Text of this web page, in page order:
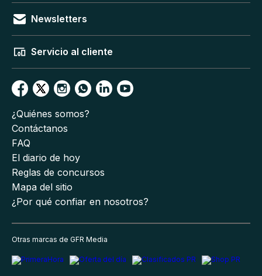
Newsletters
Servicio al cliente
¿Quiénes somos?
Contáctanos
FAQ
El diario de hoy
Reglas de concursos
Mapa del sitio
¿Por qué confiar en nosotros?
Otras marcas de GFR Media